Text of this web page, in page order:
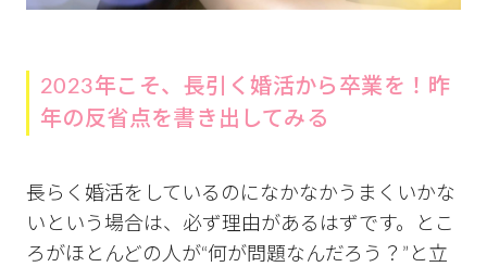
2023年こそ、長引く婚活から卒業を！昨
年の反省点を書き出してみる
長らく婚活をしているのになかなかうまくいかな
いという場合は、必ず理由があるはずです。とこ
ろがほとんどの人が“何が問題なんだろう？”と立